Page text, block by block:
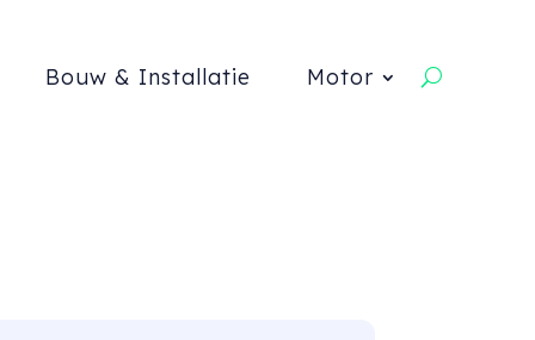
Bouw & Installatie Motor